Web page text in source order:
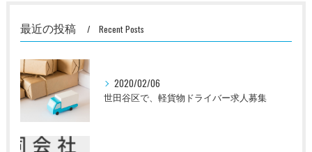
最近の投稿 Recent Posts
2020/02/06
世田谷区で、軽貨物ドライバー求人募集